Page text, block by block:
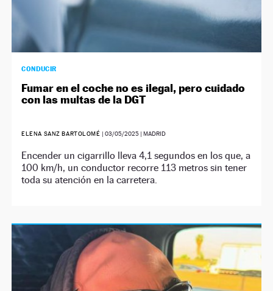
CONDUCIR
Fumar en el coche no es ilegal, pero cuidado
con las multas de la DGT
ELENA SANZ BARTOLOMÉ | 03/05/2025| MADRID
Encender un cigarrillo lleva 4,1 segundos en los que, a
100 km/h, un conductor recorre 113 metros sin tener
toda su atención en la carretera.